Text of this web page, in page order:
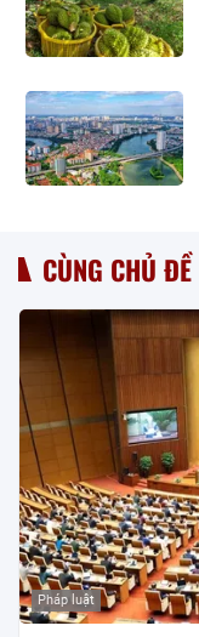
CÙNG CHỦ ĐỀ
Pháp luật